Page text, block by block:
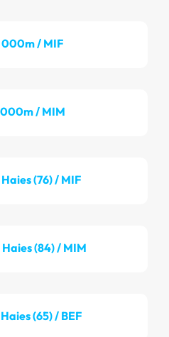
000m / MIF
/ MIM
(76) / MIF
(84) / MIM
(65) / BEF